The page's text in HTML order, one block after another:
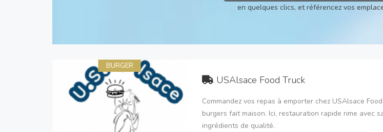
en quelques clics, et référencez vos
BURGER
USAlsace Food Truck
Commandez vos repas à emporter chez USAlsace
burgers fait maison. Ici, restauration rapide rime avec
ingrédients de qualité.